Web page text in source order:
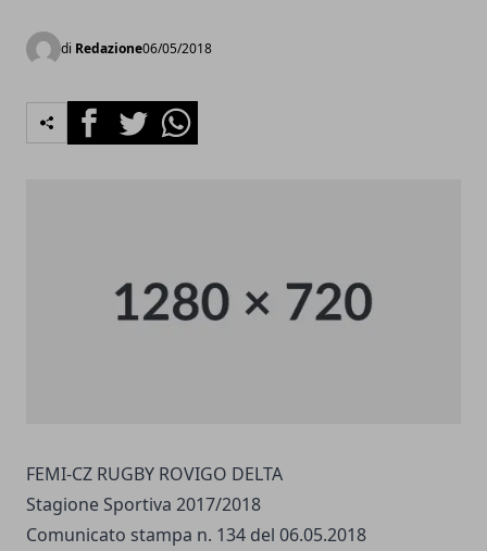
di Redazione06/05/2018
FacebookTwitterWhatsapp
FEMI-CZ RUGBY ROVIGO DELTA
Stagione Sportiva 2017/2018
Comunicato stampa n. 134 del 06.05.2018